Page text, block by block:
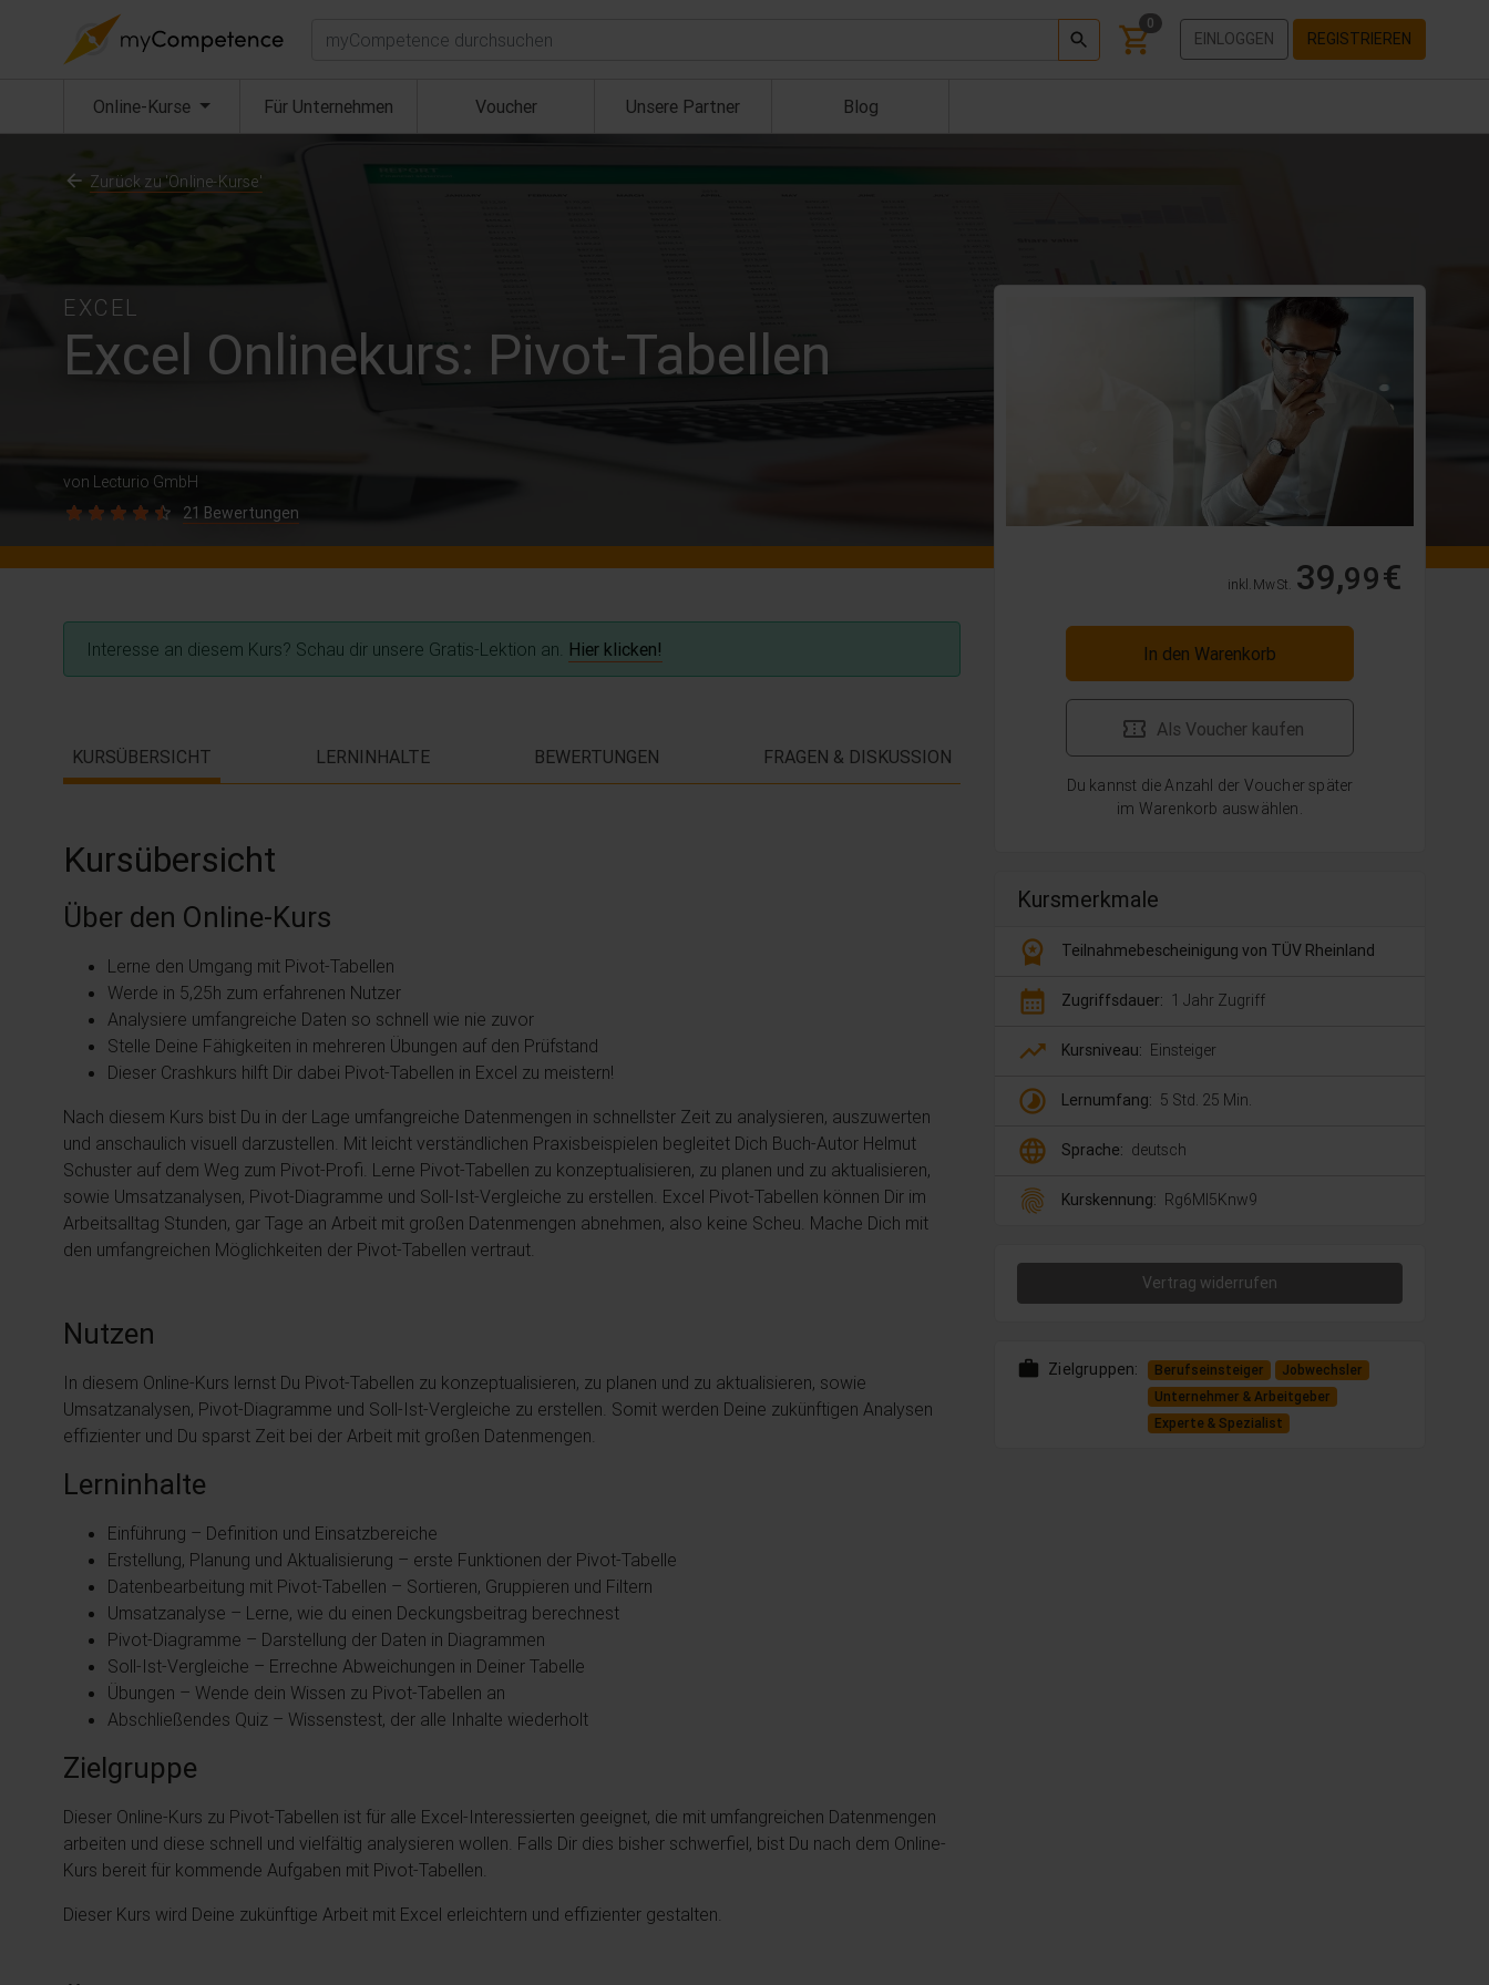
Suchen 0
EINLOGGEN REGISTRIEREN
Online-Kurse (aktuell) Für Unternehmen Voucher Unsere Partner Blog
EXCEL
Excel Onlinekurs: Pivot-Tabellen
von Lecturio GmbH
21 Bewertungen
Zurück zu 'Online-Kurse'
inkl. MwSt. 39,99€
In den Warenkorb
Als Voucher kaufen
Du kannst die Anzahl der Voucher später
im Warenkorb auswählen.
Kursmerkmale
workspace_premium Teilnahmebescheinigung von TÜV Rheinland
calendar_month Zugriffsdauer: 1 Jahr Zugriff
trending_up Kursniveau: Einsteiger
timelapse Lernumfang: 5 Std. 25 Min.
language Sprache: deutsch
fingerprint Kurskennung: Rg6Ml5Knw9
Vertrag widerrufen
work Zielgruppen: Berufseinsteiger
Jobwechsler
Unternehmer & Arbeitgeber
Experte & Spezialist
Interesse an diesem Kurs? Schau dir unsere Gratis-Lektion an. Hier klicken!
KURSÜBERSICHT LERNINHALTE BEWERTUNGEN FRAGEN & DISKUSSION
Kursübersicht
Über den Online-Kurs
Lerne den Umgang mit Pivot-Tabellen
Werde in 5,25h zum erfahrenen Nutzer
Analysiere umfangreiche Daten so schnell wie nie zuvor
Stelle Deine Fähigkeiten in mehreren Übungen auf den Prüfstand
Dieser Crashkurs hilft Dir dabei Pivot-Tabellen in Excel zu meistern!
Nach diesem Kurs bist Du in der Lage umfangreiche Datenmengen in schnellster Zeit zu analysieren, auszuwerten
und anschaulich visuell darzustellen. Mit leicht verständlichen Praxisbeispielen begleitet Dich Buch-Autor Helmut
Schuster auf dem Weg zum Pivot-Profi. Lerne Pivot-Tabellen zu konzeptualisieren, zu planen und zu aktualisieren,
sowie Umsatzanalysen, Pivot-Diagramme und Soll-Ist-Vergleiche zu erstellen. Excel Pivot-Tabellen können Dir im
Arbeitsalltag Stunden, gar Tage an Arbeit mit großen Datenmengen abnehmen, also keine Scheu. Mache Dich mit
den umfangreichen Möglichkeiten der Pivot-Tabellen vertraut.
Nutzen
In diesem Online-Kurs lernst Du Pivot-Tabellen zu konzeptualisieren, zu planen und zu aktualisieren, sowie
Umsatzanalysen, Pivot-Diagramme und Soll-Ist-Vergleiche zu erstellen. Somit werden Deine zukünftigen Analysen
effizienter und Du sparst Zeit bei der Arbeit mit großen Datenmengen.
Lerninhalte
Einführung – Definition und Einsatzbereiche
Erstellung, Planung und Aktualisierung – erste Funktionen der Pivot-Tabelle
Datenbearbeitung mit Pivot-Tabellen – Sortieren, Gruppieren und Filtern
Umsatzanalyse – Lerne, wie du einen Deckungsbeitrag berechnest
Pivot-Diagramme – Darstellung der Daten in Diagrammen
Soll-Ist-Vergleiche – Errechne Abweichungen in Deiner Tabelle
Übungen – Wende dein Wissen zu Pivot-Tabellen an
Abschließendes Quiz – Wissenstest, der alle Inhalte wiederholt
Zielgruppe
Dieser Online-Kurs zu Pivot-Tabellen ist für alle Excel-Interessierten geeignet, die mit umfangreichen Datenmengen
arbeiten und diese schnell und vielfältig analysieren wollen. Falls Dir dies bisher schwerfiel, bist Du nach dem Online-
Kurs bereit für kommende Aufgaben mit Pivot-Tabellen.
Dieser Kurs wird Deine zukünftige Arbeit mit Excel erleichtern und effizienter gestalten.